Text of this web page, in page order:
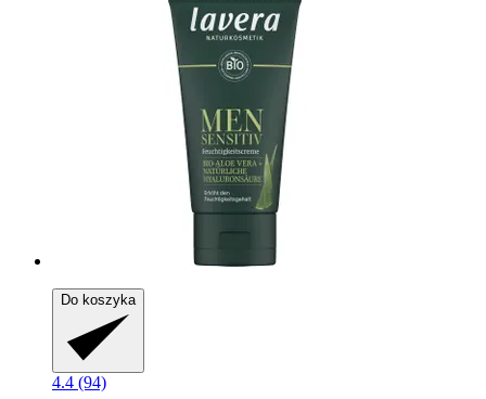
Do koszyka
4.4 (94)